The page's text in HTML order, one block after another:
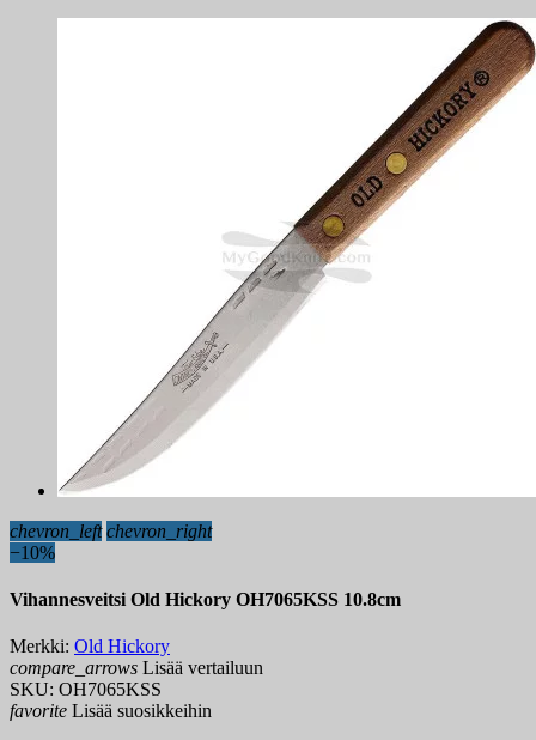
chevron_left chevron_right
−10%
Vihannesveitsi Old Hickory OH7065KSS 10.8cm
Merkki: Old Hickory
compare_arrows Lisää vertailuun
SKU: OH7065KSS
favorite Lisää suosikkeihin